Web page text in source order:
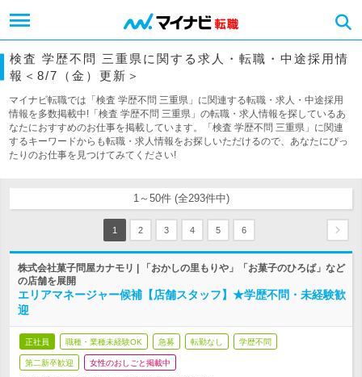
検査 学歴不問 三重県に関する求人・転職・中途採用情
報＜8/7（金）更新＞
マイナビ転職では「検査 学歴不問 三重県」に関連する転職・求人・中途採用
情報を多数掲載中!「検査 学歴不問 三重県」の転職・求人情報を探しているあ
なたにおすすめのお仕事を掲載しています。「検査 学歴不問 三重県」に関連
するキーワードからも転職・求人情報をお探しいただけるので、あなたにぴっ
たりのお仕事を見つけてみてください!
1～50件 (全293件中)
1 2 3 4 5 6
株式会社菓子問屋カナモリ | 「おかしの里もりや」「お菓子のひろば」など
の店舗を展開
エリアマネージャー候補【店舗スタッフ】★学歴不問・未経験歓
迎
正社員 職種・業種未経験OK 急募 転勤なし 学歴不問
第二新卒歓迎 女性のおしごと掲載中